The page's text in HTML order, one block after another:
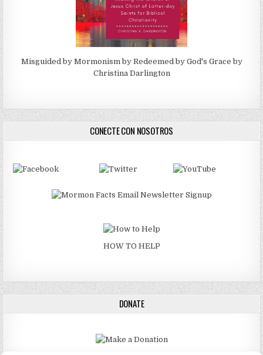
Misguided by Mormonism by Redeemed by God's Grace by
Christina Darlington
CONECTE CON NOSOTROS
HOW TO HELP
DONATE